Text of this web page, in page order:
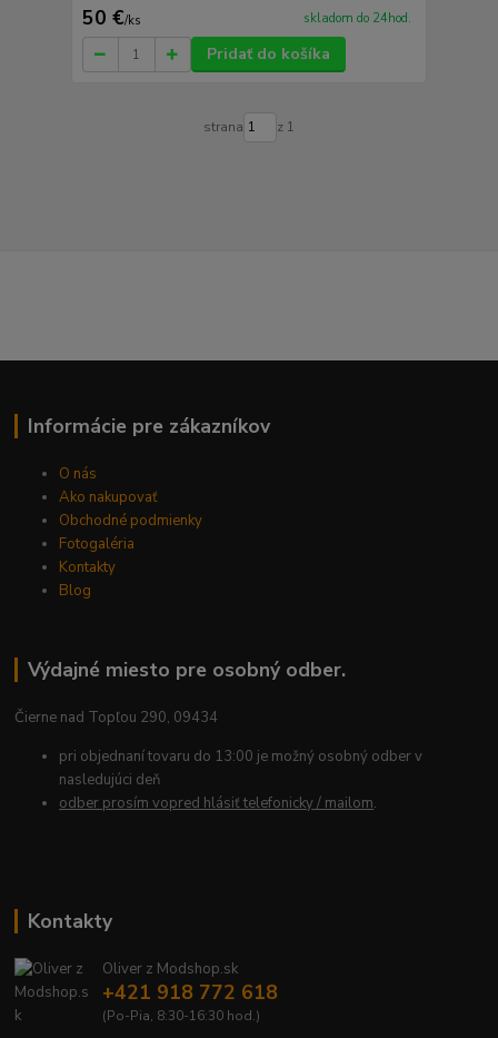
50 €/ks skladom do 24hod.
Pridať do košíka
strana z 1
Informácie pre zákazníkov
O nás
Ako nakupovať
Obchodné podmienky
Fotogaléria
Kontakty
Blog
Výdajné miesto pre osobný odber.
Čierne nad Topľou 290, 09434
pri objednaní tovaru do 13:00 je možný osobný odber v
nasledujúci deň
odber prosím vopred hlásiť telefonicky / mailom.
Kontakty
Oliver z Modshop.sk
+421 918 772 618
(Po-Pia, 8:30-16:30 hod.)